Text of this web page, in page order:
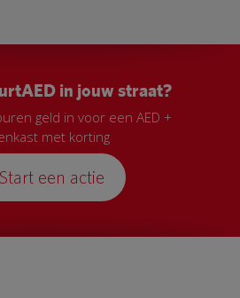
in jouw straat?
geld in voor een AED +
met korting
Start een actie